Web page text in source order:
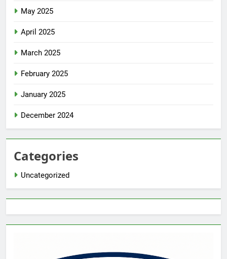
May 2025
April 2025
March 2025
February 2025
January 2025
December 2024
Categories
Uncategorized